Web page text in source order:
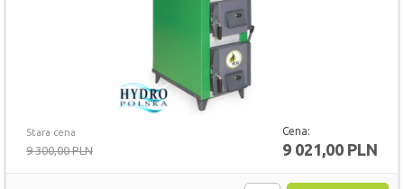
Stara cena
9 300,00 PLN
Cena:
9 021,00 PLN